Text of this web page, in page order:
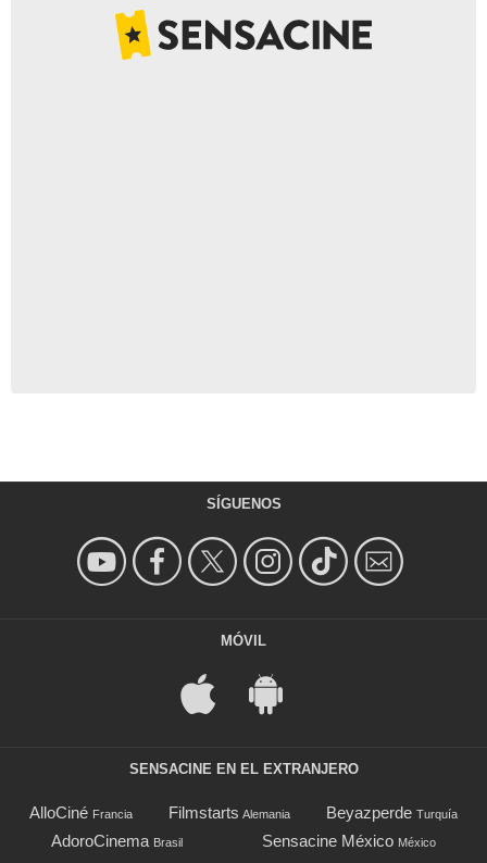
SÍGUENOS
MÓVIL
SENSACINE EN EL EXTRANJERO
AlloCiné Francia Filmstarts Alemania Beyazperde Turquía
AdoroCinema Brasil Sensacine México México